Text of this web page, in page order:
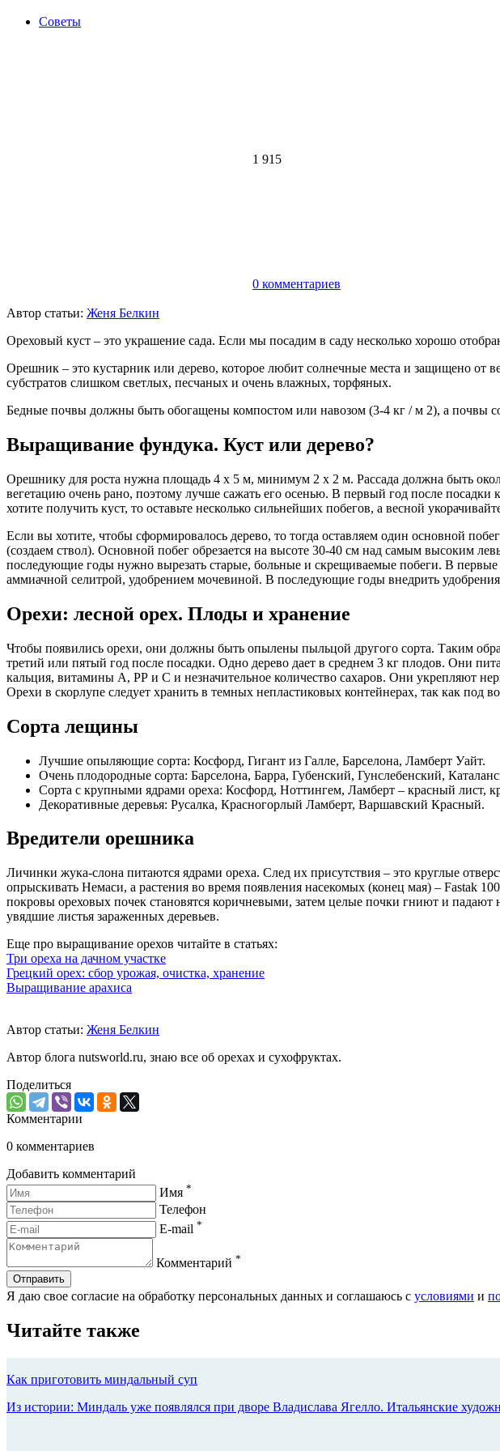
Советы
1 915
0 комментариев
Автор статьи: Женя Белкин
Ореховый куст – это украшение сада. Если мы посадим в саду несколько хорошо
Орешник – это кустарник или дерево, которое любит солнечные места и защищено
субстратов слишком светлых, песчаных и очень влажных, торфяных.
Бедные почвы должны быть обогащены компостом или навозом (3-4 кг / м 2), а почвы
Выращивание фундука. Куст или дерево?
Орешнику для роста нужна площадь 4 х 5 м, минимум 2 х 2 м. Рассада должна быть
вегетацию очень рано, поэтому лучше сажать его осенью. В первый год после
хотите получить куст, то оставьте несколько сильнейших побегов, а весной
Если вы хотите, чтобы сформировалось дерево, то тогда оставляем один основной
(создаем ствол). Основной побег обрезается на высоте 30-40 см над самым высоким
последующие годы нужно вырезать старые, больные и скрещиваемые побеги. В
аммиачной селитрой, удобрением мочевиной. В последующие годы внедрить
Орехи: лесной орех. Плоды и хранение
Чтобы появились орехи, они должны быть опылены пыльцой другого сорта. Таким
третий или пятый год после посадки. Одно дерево дает в среднем 3 кг плодов. Они
кальция, витамины А, РР и С и незначительное количество сахаров. Они укрепляют
Орехи в скорлупе следует хранить в темных непластиковых контейнерах, так как под
Сорта лещины
Лучшие опыляющие сорта: Косфорд, Гигант из Галле, Барселона, Ламберт Уайт.
Очень плодородные сорта: Барселона, Барра, Губенский, Гунслебенский,
Сорта с крупными ядрами ореха: Косфорд, Ноттингем, Ламберт – красный лист,
Декоративные деревья: Русалка, Красногорлый Ламберт, Варшавский Красный.
Вредители орешника
Личинки жука-слона питаются ядрами ореха. След их присутствия – это круглые
опрыскивать Немаси, а растения во время появления насекомых (конец мая) – Fastak
покровы ореховых почек становятся коричневыми, затем целые почки гниют и
увядшие листья зараженных деревьев.
Еще про выращивание орехов читайте в статьях:
Три ореха на дачном участке
Грецкий орех: сбор урожая, очистка, хранение
Выращивание арахиса
Автор статьи: Женя Белкин
Автор блога nutsworld.ru, знаю все об орехах и сухофруктах.
Поделиться
Комментарии
0 комментариев
Добавить комментарий
Имя *
Телефон
E-mail *
Комментарий *
Отправить
Я даю свое согласие на обработку персональных данных и соглашаюсь с условиями и
Читайте также
Как приготовить миндальный суп
Из истории: Миндаль уже появлялся при дворе Владислава Ягелло. Итальянские